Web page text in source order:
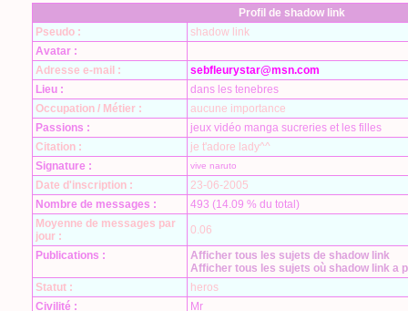
Profil de shadow link
Pseudo :
shadow link
Avatar :
Adresse e-mail :
sebfleurystar@msn.com
Lieu :
dans les tenebres
Occupation / Métier :
aucune importance
Passions :
jeux vidéo manga sucreries et les filles
Citation :
je t'adore lady^^
Signature :
vive naruto
Date d'inscription :
23-06-2005
Nombre de messages :
493 (14.09 % du total)
Moyenne de messages par
jour :
0.06
Publications :
Afficher tous les sujets de shadow link
Afficher tous les sujets où shadow link a
Statut :
heros
Civilité :
Mr